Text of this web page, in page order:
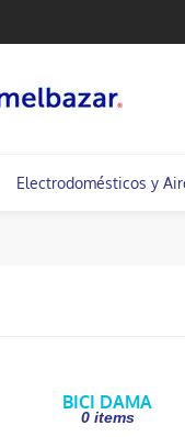
Electrodomésticos y
BICI DAMA
0 items